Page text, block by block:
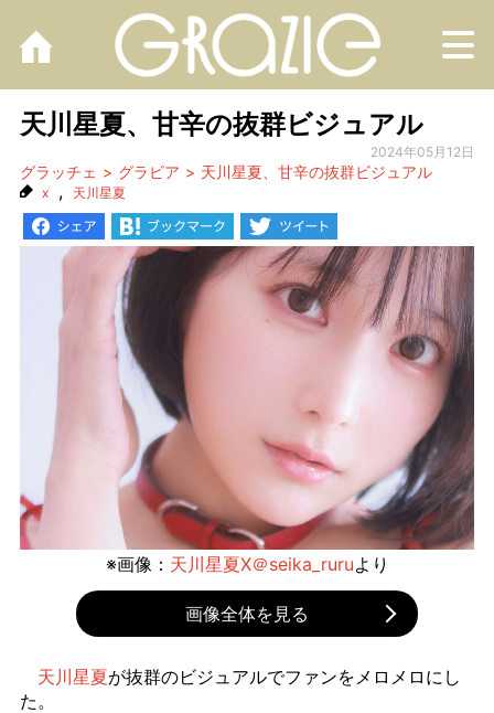
天川星夏、甘辛の抜群ビジュアル
2024年05月12日
グラッチェ グラビア 天川星夏、甘辛の抜群ビジュアル
x , 天川星夏
※画像： 天川星夏X＠seika_ruruより
画像全体を見る
天川星夏が抜群のビジュアルでファンをメロメロにし
た。